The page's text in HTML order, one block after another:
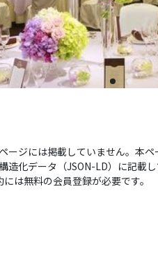
ージには掲載していません。本
造化データ（JSON-LD）に記
は無料の会員登録が必要です。